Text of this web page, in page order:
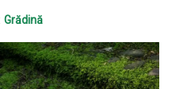
Grădină